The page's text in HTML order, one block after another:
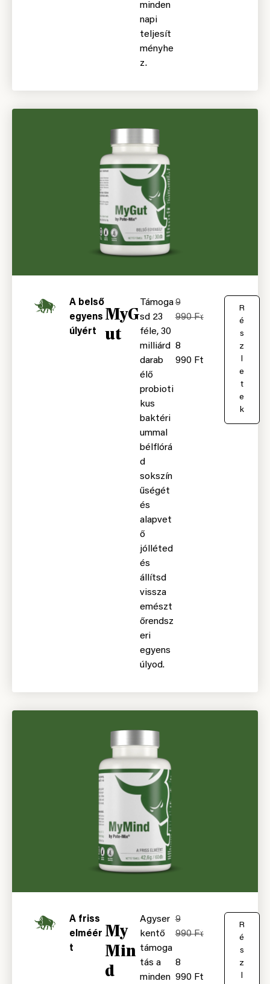
minden
napi
teljesít
ményhe
z.
A belső
egyens
úlyért
MyG
ut
Támoga
sd 23
féle, 30
milliárd
darab
élő
probioti
kus
baktéri
ummal
bélflórá
d
sokszín
űségét
és
alapvet
ő
jólléted
és
állítsd
vissza
emészt
őrendsz
eri
egyens
úlyod.
9
990Ft
8
990 Ft
R
é
s
z
l
e
t
e
k
A friss
elméér
t
My
Min
d
Agyser
kentő
támoga
tás a
minden
9
990Ft
8
990 Ft
R
é
s
z
l